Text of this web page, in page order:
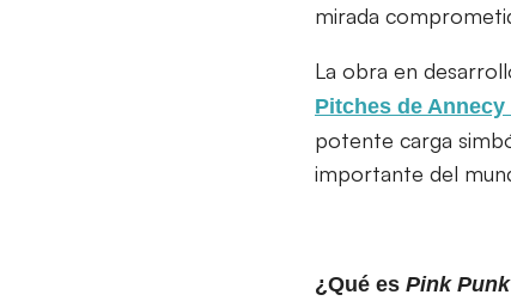
mirada
La obra en
Pitches de Annecy
potente carga
importante del
¿Qué es Pink